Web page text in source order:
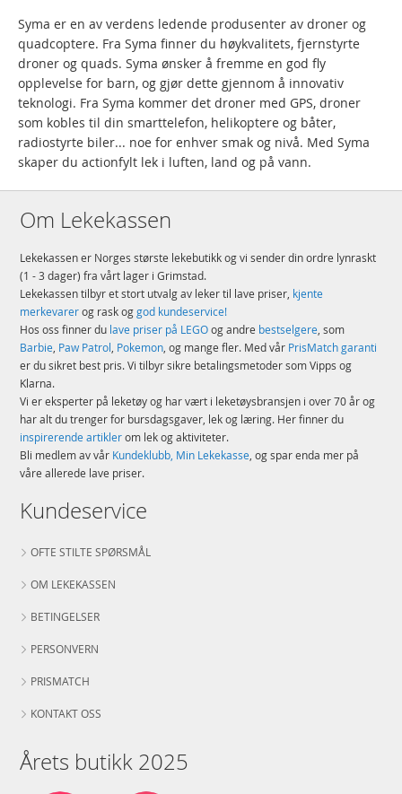
Syma er en av verdens ledende produsenter av droner og
quadcoptere. Fra Syma finner du høykvalitets, fjernstyrte
droner og quads. Syma ønsker å fremme en god fly
opplevelse for barn, og gjør dette gjennom å innovativ
teknologi. Fra Syma kommer det droner med GPS, droner
som kobles til din smarttelefon, helikoptere og båter,
radiostyrte biler... noe for enhver smak og nivå. Med Syma
skaper du actionfylt lek i luften, land og på vann.
Om Lekekassen
Lekekassen er Norges største lekebutikk og vi sender din ordre lynraskt
(1 - 3 dager) fra vårt lager i Grimstad.
Lekekassen tilbyr et stort utvalg av leker til lave priser, kjente
merkevarerog rask oggod kundeservice!
Hos oss finner du lave priser på LEGOog andre bestselgere , som
Barbie Paw Patrol Pokemon , og mange fler. Med vår PrisMatch garanti
er du sikret best pris. Vi tilbyr sikre betalingsmetoder som Vipps og
Klarna.
Vi er eksperter på leketøy og har vært i leketøysbransjen i over 70 år og
har alt du trenger for bursdagsgaver, lek og læring. Her finner du
inspirerende artiklerom lek og aktiviteter.
Bli medlem av vår Kundeklubb, Min Lekekasse , og spar enda mer på
våre allerede lave priser.
Kundeservice
OFTE STILTE SPØRSMÅL
OM LEKEKASSEN
BETINGELSER
PERSONVERN
PRISMATCH
KONTAKT OSS
Årets butikk 2025